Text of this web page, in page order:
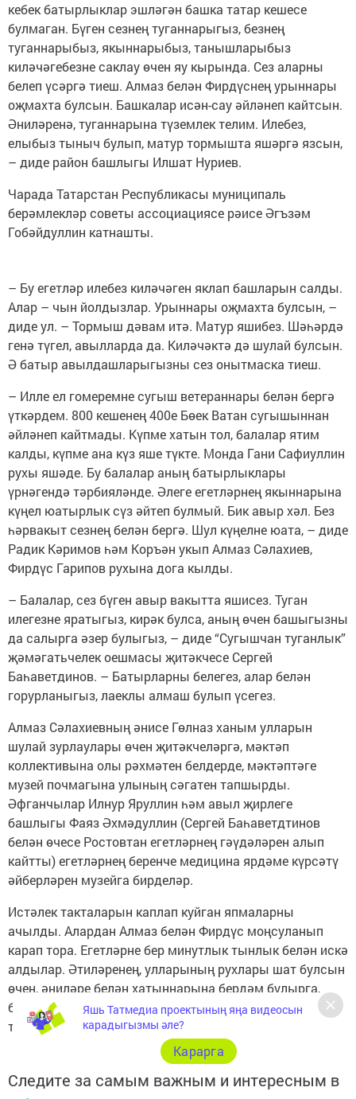
кебек батырлыклар эшләгән башка татар кешесе
булмаган. Бүген сезнең туганнарыгыз, безнең
туганнарыбыз, якыннарыбыз, танышларыбыз
киләчәгебезне саклау өчен яу кырында. Сез аларны
белеп үсәргә тиеш. Алмаз белән Фирдүснең урыннары
оҗмахта булсын. Башкалар исән-сау әйләнеп кайтсын.
Әниләренә, туганнарына түземлек телим. Илебез,
елыбыз тыныч булып, матур тормышта яшәргә язсын,
– диде район башлыгы Илшат Нуриев.
Чарада Татарстан Республикасы муниципаль
берәмлекләр советы ассоциациясе рәисе Әгъзәм
Гобәйдуллин катнашты.
– Бу егетләр илебез киләчәген яклап башларын салды.
Алар – чын йолдызлар. Урыннары оҗмахта булсын, –
диде ул. – Тормыш дәвам итә. Матур яшибез. Шәһәрдә
генә түгел, авылларда да. Киләчәктә дә шулай булсын.
Ә батыр авылдашларыгызны сез онытмаска тиеш.
– Илле ел гомеремне сугыш ветераннары белән бергә
үткәрдем. 800 кешенең 400е Бөек Ватан сугышыннан
әйләнеп кайтмады. Күпме хатын тол, балалар ятим
калды, күпме ана күз яше түкте. Монда Гани Сафиуллин
рухы яшәде. Бу балалар аның батырлыклары
үрнәгендә тәрбияләнде. Әлеге егетләрнең якыннарына
күңел юатырлык сүз әйтеп булмый. Бик авыр хәл. Без
һәрвакыт сезнең белән бергә. Шул күңелне юата, – диде
Радик Кәримов һәм Коръән укып Алмаз Сәлахиев,
Фирдүс Гарипов рухына дога кылды.
– Балалар, сез бүген авыр вакытта яшисез. Туган
илегезне яратыгыз, кирәк булса, аның өчен башыгызны
да салырга әзер булыгыз, – диде “Сугышчан туганлык”
җәмәгатьчелек оешмасы җитәкчесе Сергей
Баһаветдинов. – Батырларны белегез, алар белән
горурланыгыз, лаеклы алмаш булып үсегез.
Алмаз Сәлахиевның әнисе Гөлназ ханым улларын
шулай зурлаулары өчен җитәкчеләргә, мәктәп
коллективына олы рәхмәтен белдерде, мәктәптәге
музей почмагына улының сәгатен тапшырды.
Әфганчылар Илнур Яруллин һәм авыл җирлеге
башлыгы Фаяз Әхмәдуллин (Сергей Баһаветдтинов
белән өчесе Ростовтан егетләрнең гәүдәләрен алып
кайтты) егетләрнең беренче медицина ярдәме күрсәтү
әйберләрен музейга бирделәр.
Истәлек такталарын каплап куйган япмаларны
ачылды. Алардан Алмаз белән Фирдүс моңсуланып
карап тора. Егетләрне бер минутлык тынлык белән искә
алдылар. Әтиләренең, улларының рухлары шат булсын
өчен, әниләре белән хатыннарына бердәм булырга,
балаларны аякка бастырырга кирәк хәзер. Сабырлык
телибез аларга.
Следите за самым важным и интересным в
Яшь Татмедиа проектының яңа видеосын
карадыгызмы әле?
Карарга